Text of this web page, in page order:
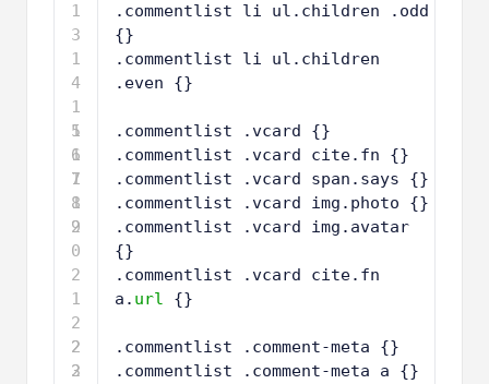
1
3
1
4
1
5
1
6
1
7
1
8
1
9
2
0
2
1
2
2
2
3
2
.commentlist li ul.children .odd
{}
.commentlist li ul.children
.even {}
.commentlist .vcard {}
.commentlist .vcard cite.fn {}
.commentlist .vcard span.says {}
.commentlist .vcard img.photo {}
.commentlist .vcard img.avatar
{}
.commentlist .vcard cite.fn
a. url {}
.commentlist .comment-meta {}
.commentlist .comment-meta a {}